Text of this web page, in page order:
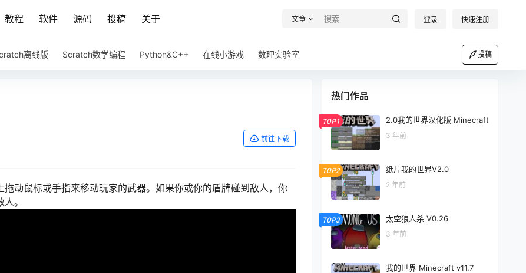
教程 软件 源码 投稿 关于 文章 登录 快速注册
离线版 Scratch数学编程 Python&C++ 在线小游戏 数理实验室 投稿
前往下载
动鼠标或手指来移动玩家的武器。如果你或你的盾牌碰到敌人，你
。
热门作品
TOP1 2.0我的世界汉化版 Minecraft
3 年前
TOP2 纸片我的世界V2.0
2 年前
TOP3 太空狼人杀 V0.26
3 年前
我的世界 Minecraft v11.7